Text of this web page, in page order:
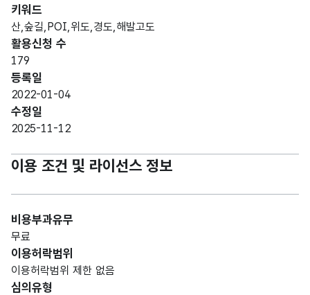
키워드
산,숲길,POI,위도,경도,해발고도
활용신청 수
179
등록일
2022-01-04
수정일
2025-11-12
이용 조건 및 라이선스 정보
비용부과유무
무료
이용허락범위
이용허락범위 제한 없음
심의유형